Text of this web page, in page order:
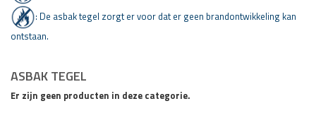
: De asbak tegel zorgter voor dat er geen brandontwikkeling kan
ontstaan.
ASBAK TEGEL
Er zijn geen producten in deze categorie.